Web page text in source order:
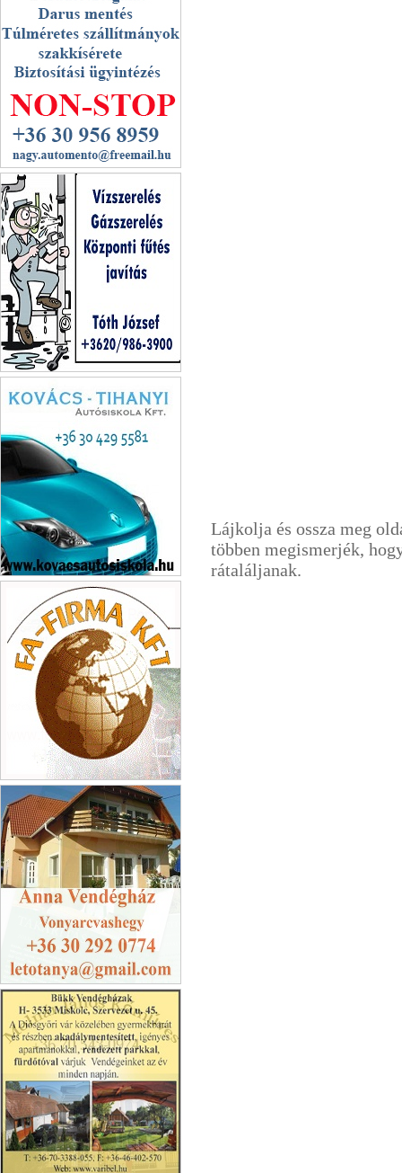
Nagy Autómentő Veszprém
Tóth József
Kovács-Tihanyi Autósiskola
Fa-Firma Kft
Anna Vendégház
Vonyarcvashegy
Lájkolja és ossza meg
többen megismerjék,
rátaláljanak.